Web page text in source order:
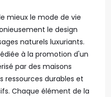
mieux le mode de vie
le design
naturels luxuriants.
à la promotion d'un
par des maisons
ressources durables et
Chaque élément de la